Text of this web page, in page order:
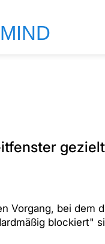
Vorgang, bei
blockiert"